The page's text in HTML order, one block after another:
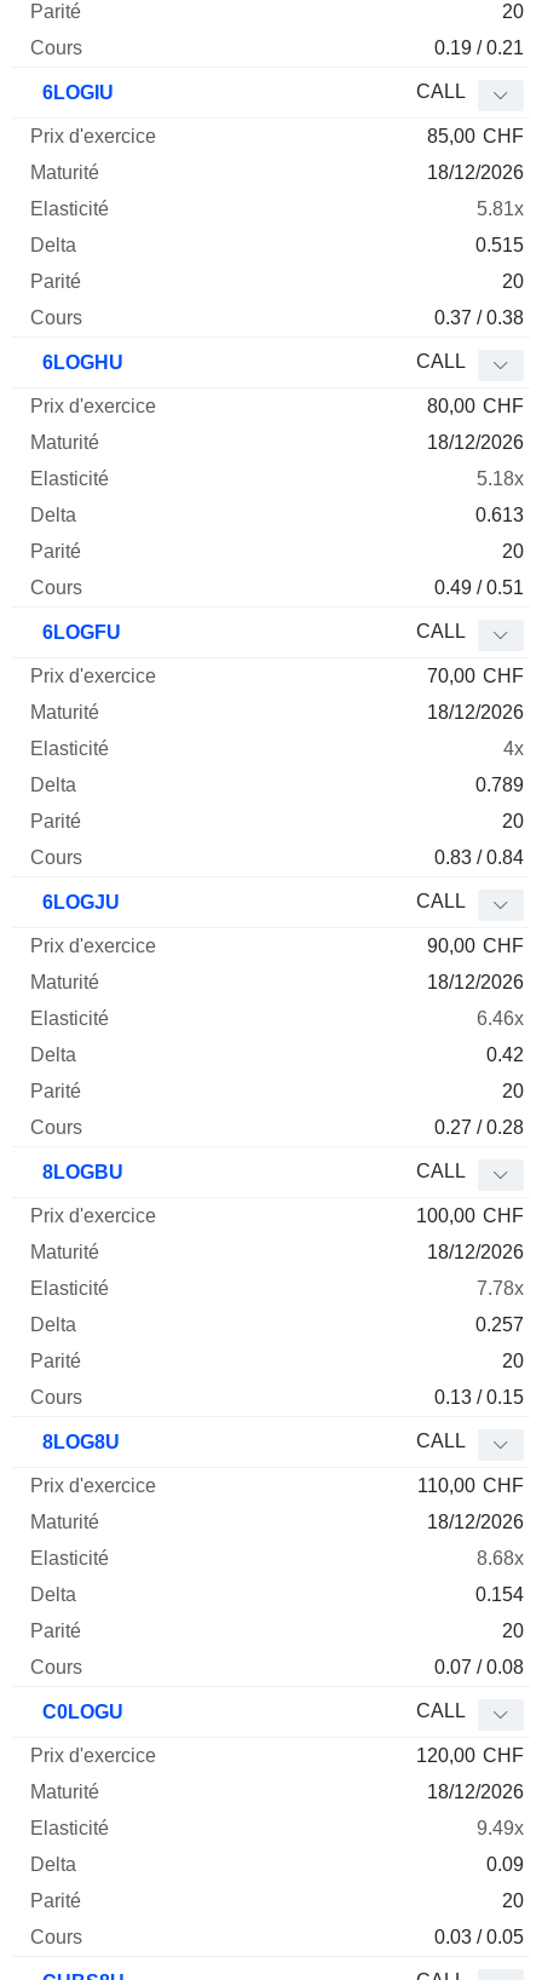
20
0.19 / 0.21
6LOGIU CALL
85,00 CHF
18/12/2026
5.81x
0.515
20
0.37 / 0.38
6LOGHU CALL
80,00 CHF
18/12/2026
5.18x
0.613
20
0.49 / 0.51
6LOGFU CALL
70,00 CHF
18/12/2026
4x
0.789
20
0.83 / 0.84
6LOGJU CALL
90,00 CHF
18/12/2026
6.46x
0.42
20
0.27 / 0.28
8LOGBU CALL
100,00 CHF
18/12/2026
7.78x
0.257
20
0.13 / 0.15
8LOG8U CALL
110,00 CHF
18/12/2026
8.68x
0.154
20
0.07 / 0.08
C0LOGU CALL
120,00 CHF
18/12/2026
9.49x
0.09
20
0.03 / 0.05